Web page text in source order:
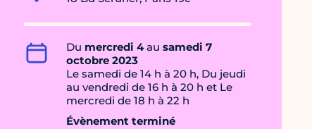
Du mercredi 4au samedi 7
octobre 2023
Le samedi de 14 h à 20 h, Du jeudi
au vendredi de 16 h à 20 h et Le
mercredi de 18 h à 22 h
Évènement terminé